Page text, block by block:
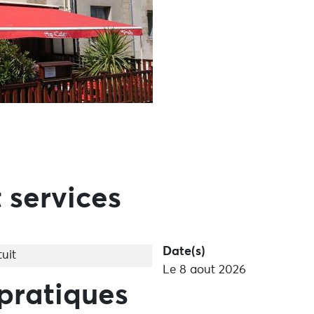
Date(s)
Le 8 aout 2026